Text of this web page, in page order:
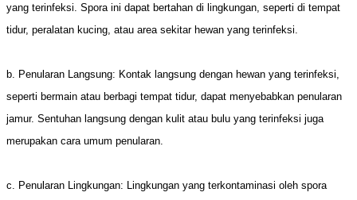
yang terinfeksi. Spora ini dapat bertahan di lingkungan, seperti di tempat
tidur, peralatan kucing, atau area sekitar hewan yang terinfeksi.
b. Penularan Langsung: Kontak langsung dengan hewan yang terinfeksi,
seperti bermain atau berbagi tempat tidur, dapat menyebabkan penularan
jamur. Sentuhan langsung dengan kulit atau bulu yang terinfeksi juga
merupakan cara umum penularan.
c. Penularan Lingkungan: Lingkungan yang terkontaminasi oleh spora